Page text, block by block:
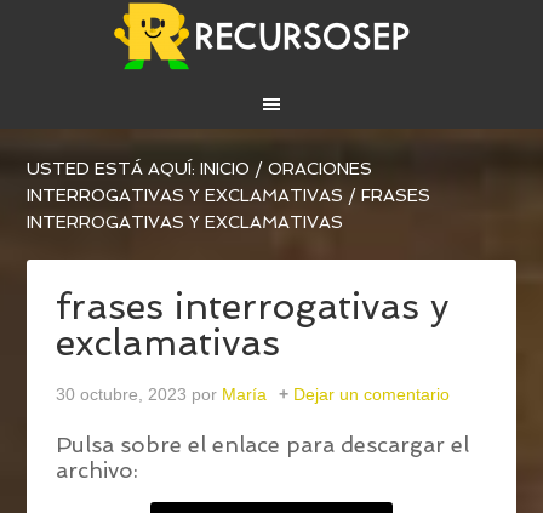
USTED ESTÁ AQUÍ:INICIO / ORACIONES
INTERROGATIVAS Y EXCLAMATIVAS / FRASES
INTERROGATIVAS Y EXCLAMATIVAS
frases interrogativas y
exclamativas
30 octubre, 2023 por María Dejar un comentario
Pulsa sobre el enlace para descargar el
archivo: